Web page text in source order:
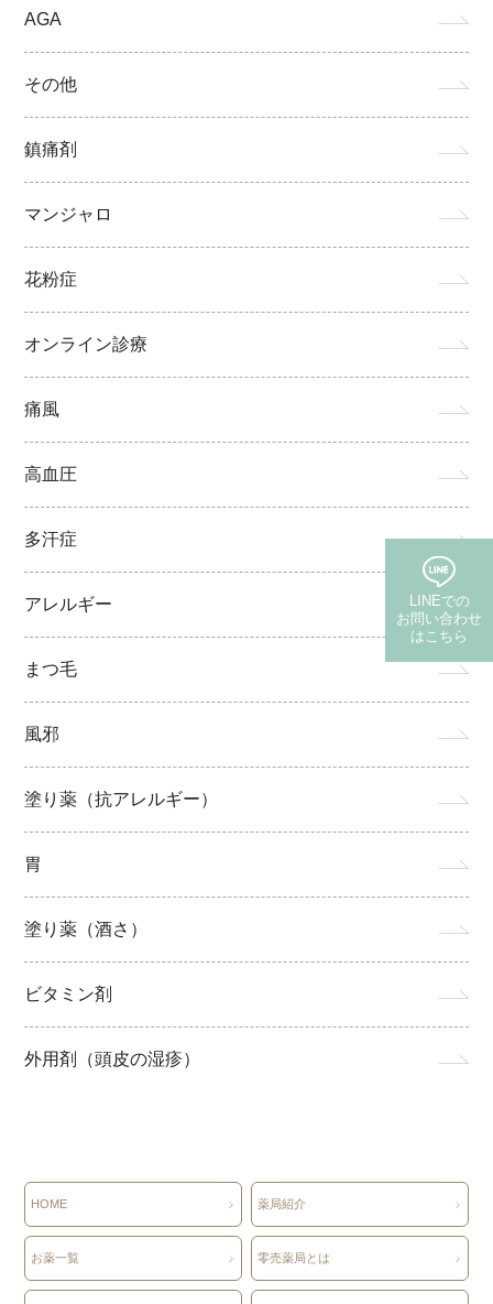
AGA
その他
鎮痛剤
マンジャロ
花粉症
オンライン診療
痛風
高血圧
多汗症
アレルギー
まつ毛
風邪
塗り薬（抗アレルギー）
胃
塗り薬（酒さ）
ビタミン剤
外用剤（頭皮の湿疹）
HOME 薬局紹介
お薬一覧 零売薬局とは
LINEでの
お問い合わせ
はこちら
(保険・自費郵送)